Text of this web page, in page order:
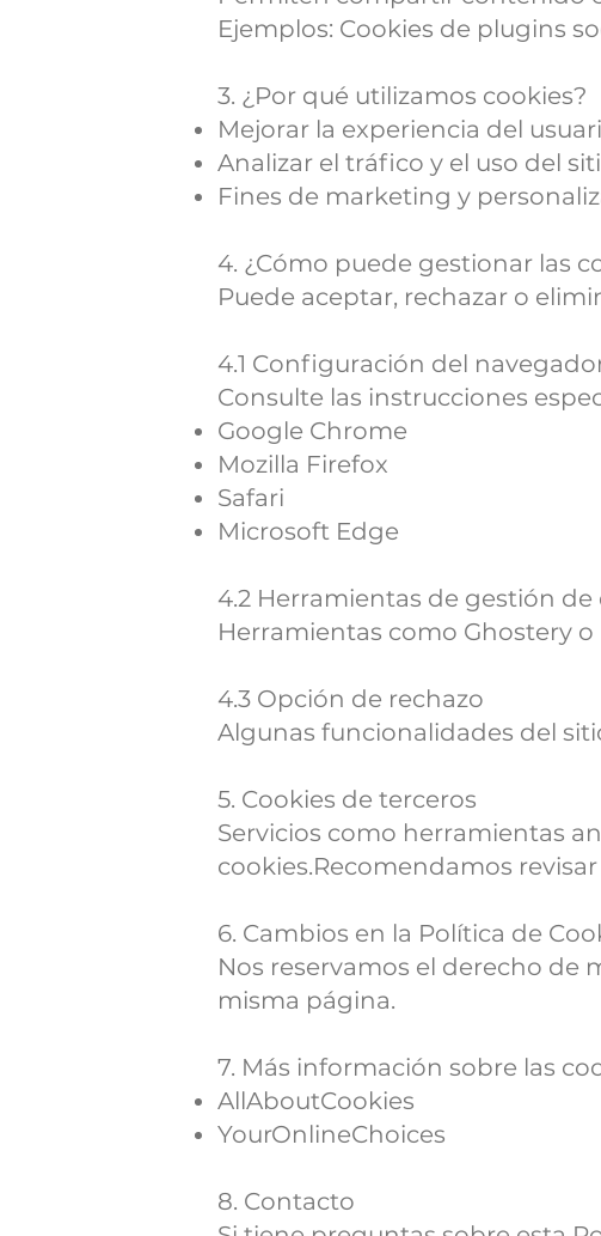
Ejemplos: Cookies de plugins
3. ¿Por qué utilizamos cookies?
Mejorar la experiencia del
Analizar el tráfico y el uso del
Fines de marketing y
4. ¿Cómo puede gestionar las
Puede aceptar, rechazar o
4.1 Configuración del
Consulte las instrucciones
Google Chrome
Mozilla Firefox
Safari
Microsoft Edge
4.2 Herramientas de gestión de
Herramientas como Ghostery
4.3 Opción de rechazo
Algunas funcionalidades del
5. Cookies de terceros
Servicios como herramientas
cookies.Recomendamos
6. Cambios en la Política de
Nos reservamos el derecho de
misma página.
7. Más información sobre las
AllAboutCookies
YourOnlineChoices
8. Contacto